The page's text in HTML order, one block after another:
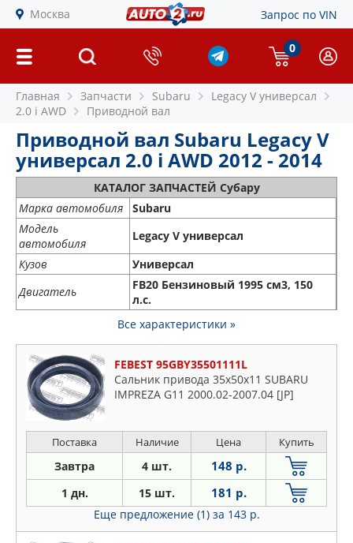
Москва Запрос по VIN
0
Главная Запчасти Subaru
Legacy V универсал
2.0 i AWD
Приводной вал
Приводной вал Subaru Legacy V
универсал 2.0 i AWD 2012 - 2014
КАТАЛОГ ЗАПЧАСТЕЙ Субару
Марка автомобиля
Subaru
Модель
автомобиля
Legacy V универсал
Кузов
Универсал
Двигатель
FB20 Бензиновый 1995 см3, 150
л.с.
Все характеристики »
FEBEST 95GBY35501111L
Сальник привода 35x50x11 SUBARU
IMPREZA G11 2000.02-2007.04 [JP]
Поставка Наличие Цена Купить
Завтра 4 шт. 148 р.
1 дн. 15 шт. 181 р.
Еще предложение (1) за 143 р.